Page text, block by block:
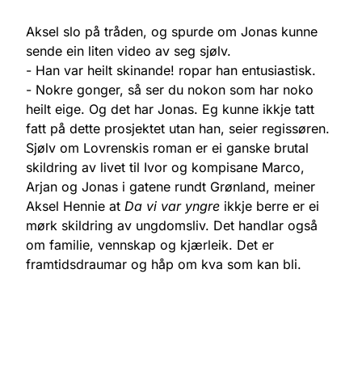
Aksel slo på tråden, og spurde om Jonas kunne
sende ein liten video av seg sjølv.
- Han var heilt skinande! ropar han entusiastisk.
- Nokre gonger, så ser du nokon som har noko
heilt eige. Og det har Jonas. Eg kunne ikkje tatt
fatt på dette prosjektet utan han, seier regissøren.
Sjølv om Lovrenskis roman er ei ganske brutal
skildring av livet til Ivor og kompisane Marco,
Arjan og Jonas i gatene rundt Grønland, meiner
Aksel Hennie at Da vi var yngre ikkje berre er ei
mørk skildring av ungdomsliv. Det handlar også
om familie, vennskap og kjærleik. Det er
framtidsdraumar og håp om kva som kan bli.